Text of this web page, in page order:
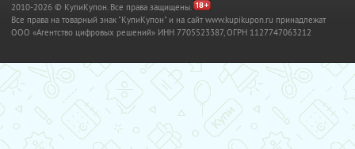
2010-2026 © КупиКупон. Все права защищены.
Все права на товарный знак "КупиКупон" и на сайт www.kupikupon.ru принадлежат
OOO «Агентство цифровых решений» ИНН 7705523387, ОГРН 1127747063212